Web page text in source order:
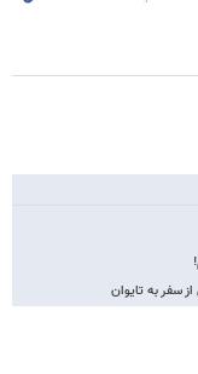
سفر به تایوان